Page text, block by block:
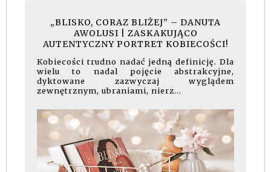
„BLISKO, CORAZ BLIŻEJ” – DANUTA
AWOLUSI | ZASKAKUJĄCO
AUTENTYCZNY PORTRET KOBIECOŚCI!
Kobiecości trudno nadać jedną definicję. Dla
wielu to nadal pojęcie abstrakcyjne,
dyktowane zazwyczaj wyglądem
zewnętrznym, ubraniami, nierz...